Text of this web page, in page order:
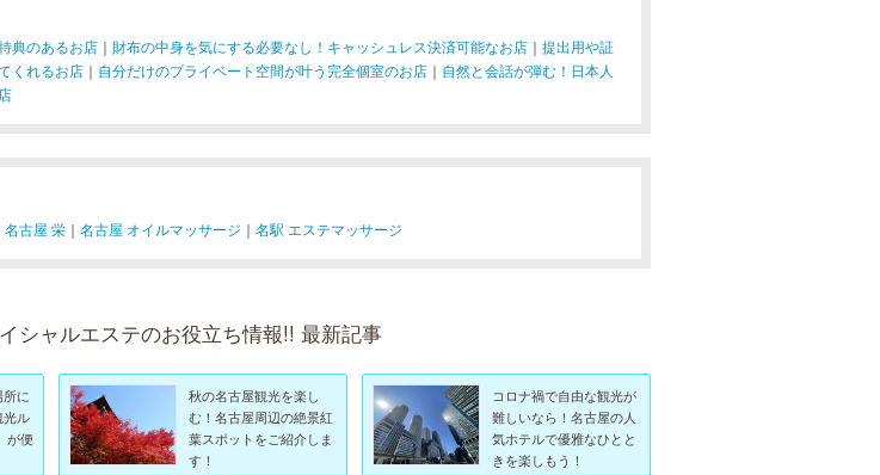
典のあるお店 ｜ 財布の中身を気にする必要なし！キャッシュレス決済可能なお店 ｜ 提出用や証
くれるお店 ｜ 自分だけのプライベート空間が叶う完全個室のお店 ｜ 自然と会話が弾む！日本人
名古屋 栄 ｜ 名古屋 オイルマッサージ ｜ 名駅 エステマッサージ
シャルエステのお役立ち情報!! 最新記事
に
光ル
が便
秋の名古屋観光を楽し
む！名古屋周辺の絶景紅
葉スポットをご紹介しま
す！
コロナ禍で自由な観光が
難しいなら！名古屋の人
気ホテルで優雅なひとと
きを楽しもう！